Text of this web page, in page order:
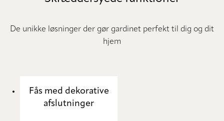
De unikke løsninger der gør gardinet perfekt til dig og dit
hjem
Fås med dekorative
afslutninger